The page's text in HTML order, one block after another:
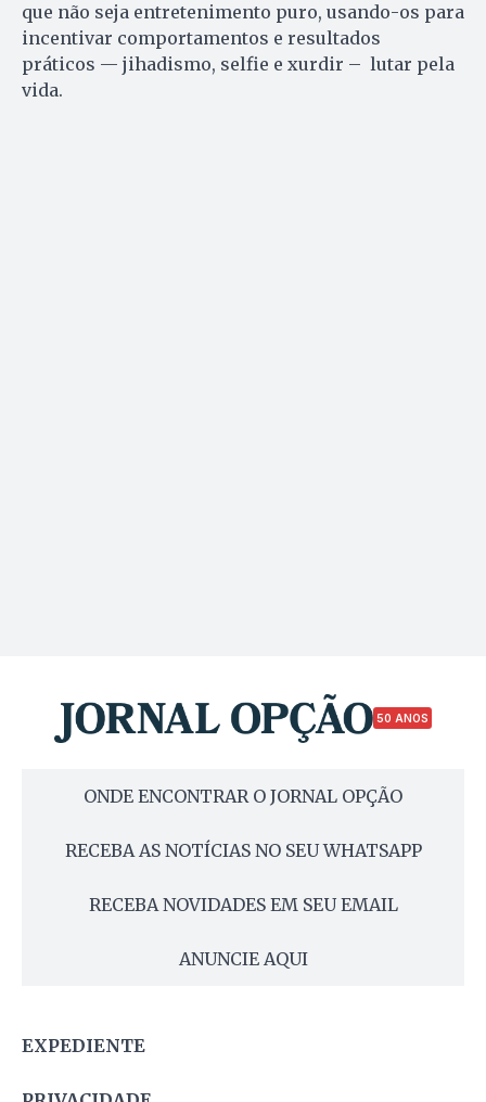
que não seja entretenimento puro, usando-os para
incentivar comportamentos e resultados
práticos — jihadismo, selfie e xurdir – lutar pela
vida.
50 ANOS
ONDE ENCONTRAR O JORNAL OPÇÃO
RECEBA AS NOTÍCIAS NO SEU WHATSAPP
RECEBA NOVIDADES EM SEU EMAIL
ANUNCIE AQUI
EXPEDIENTE